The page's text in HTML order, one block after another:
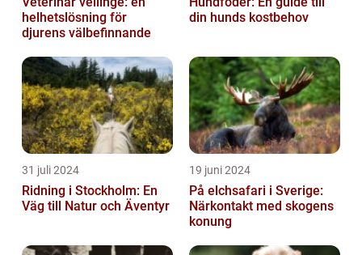
helhetslösning för
djurens välbefinnande
din hunds kostbehov
31 juli 2024
Ridning i Stockholm: En
Väg till Natur och Äventyr
19 juni 2024
På elchsafari i Sverige:
Närkontakt med skogens
konung